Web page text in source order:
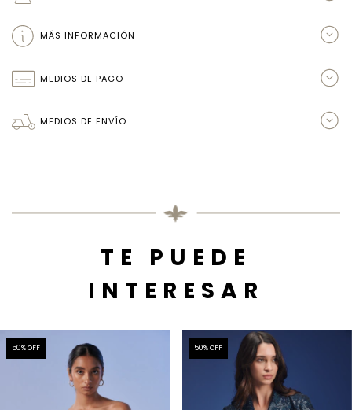
MÁS INFORMACIÓN
MEDIOS DE PAGO
MEDIOS DE ENVÍO
TE PUEDE
INTERESAR
50% OFF 50% OFF